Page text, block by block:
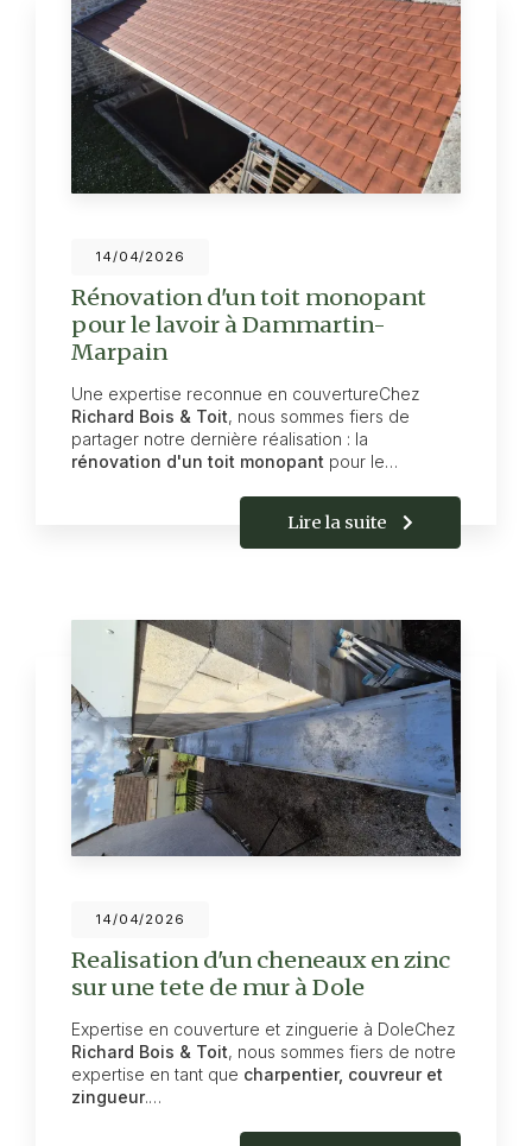
14/04/2026
Rénovation d'un toit monopant
pour le lavoir à Dammartin-
Marpain
Une expertise reconnue en couvertureChez
Richard Bois & Toit, nous sommes fiers de
partager notre dernière réalisation : la
rénovation d'un toit monopant pour le…
Lire la suite
14/04/2026
Realisation d'un cheneaux en zinc
sur une tete de mur à Dole
Expertise en couverture et zinguerie à DoleChez
Richard Bois & Toit, nous sommes fiers de notre
expertise en tant que charpentier, couvreur et
zingueur.…